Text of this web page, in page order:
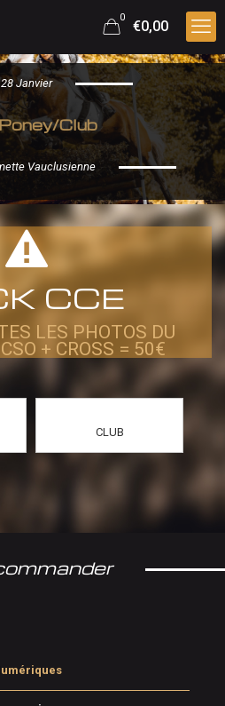
0
€0,00
28 Janvier
Club
Vauclusienne
CCE
LES PHOTOS DU
+ CROSS = 50€
CLUB